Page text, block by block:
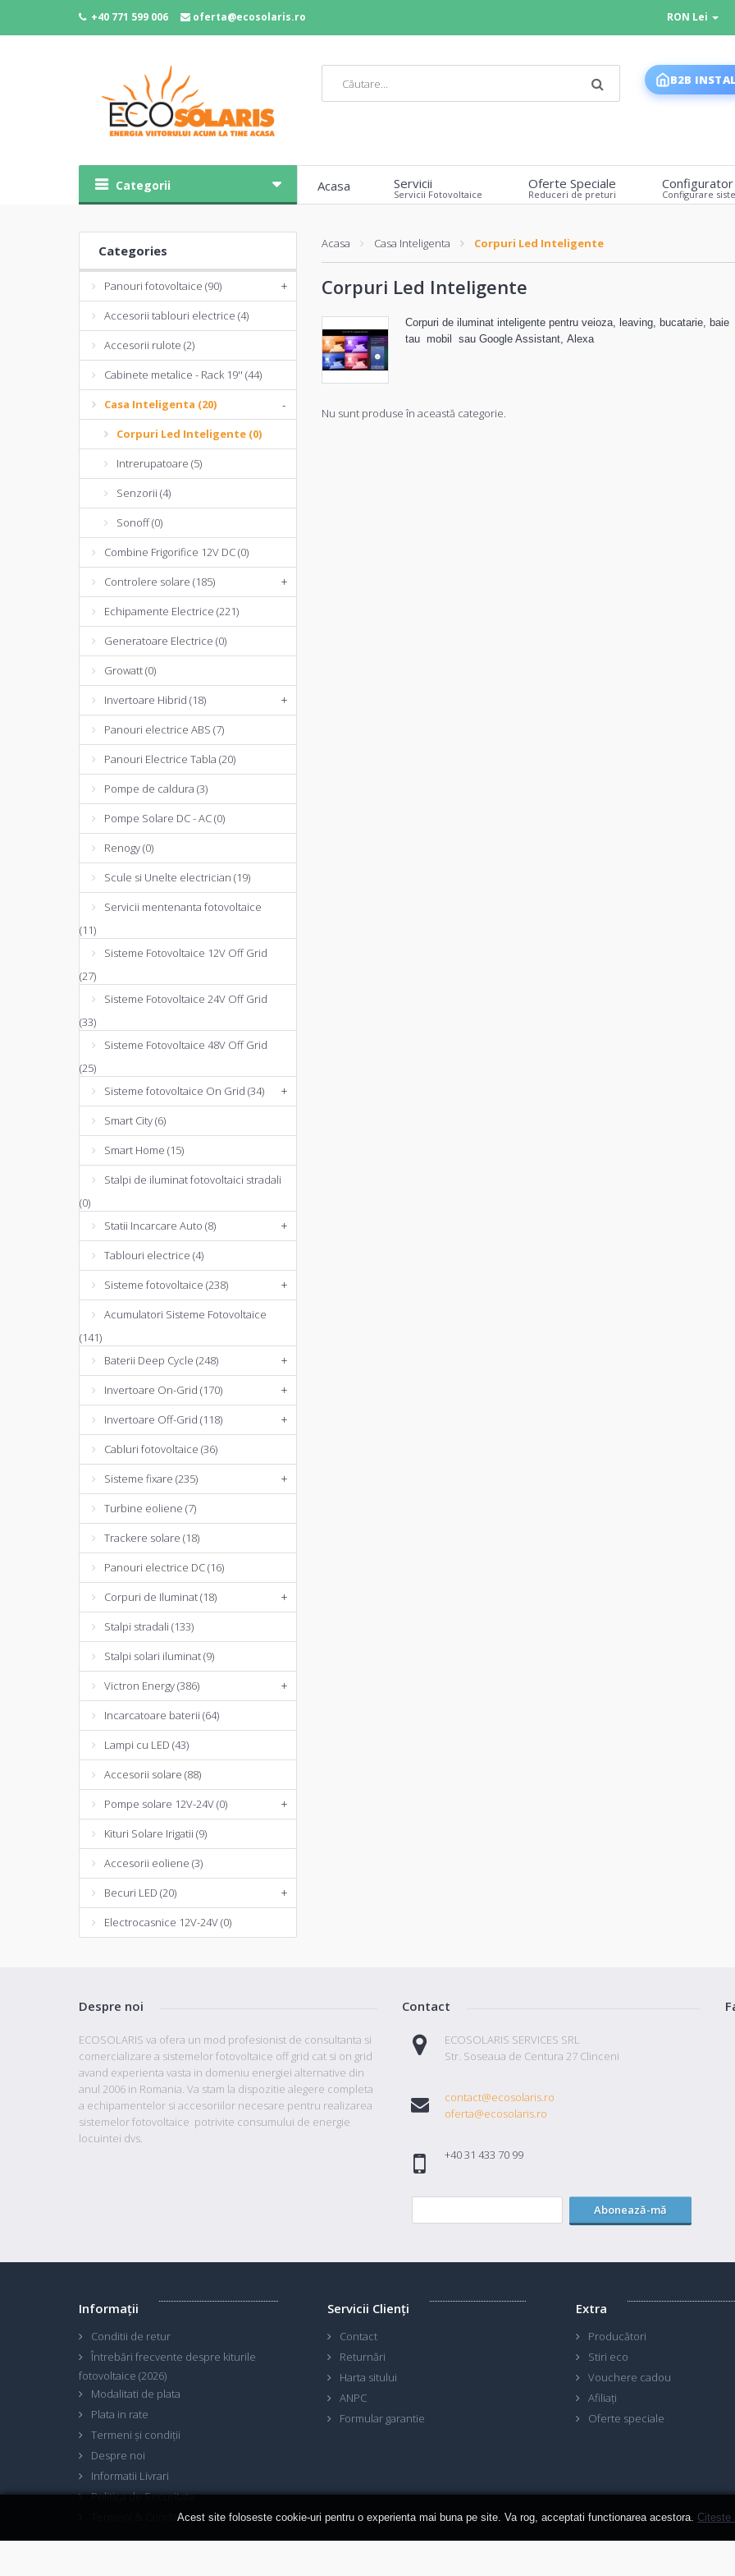
Acest site foloseste cookie-uri pentru o experienta mai buna pe site. Va rog, acceptati functionarea acestora. Citeste
+40 771 599 006 oferta@ecosolaris.ro RON Lei
B2B
Categorii Acasa Servicii
Servicii Fotovoltaice
Oferte Speciale
Reduceri de preturi
Configurator
Configurare
Categories
Panouri fotovoltaice (90) +
Accesorii tablouri electrice (4)
Accesorii rulote (2)
Cabinete metalice - Rack 19'' (44)
Casa Inteligenta (20)
-
Corpuri Led Inteligente (0)
Intrerupatoare (5)
Senzorii (4)
Sonoff (0)
Combine Frigorifice 12V DC (0)
Controlere solare (185)
+
Echipamente Electrice (221)
Generatoare Electrice (0)
Growatt (0)
Invertoare Hibrid (18)
+
Panouri electrice ABS (7)
Panouri Electrice Tabla (20)
Pompe de caldura (3)
Pompe Solare DC - AC (0)
Renogy (0)
Scule si Unelte electrician (19)
Servicii mentenanta fotovoltaice
(11)
Sisteme Fotovoltaice 12V Off Grid
(27)
Sisteme Fotovoltaice 24V Off Grid
(33)
Sisteme Fotovoltaice 48V Off Grid
(25)
Sisteme fotovoltaice On Grid (34)
+
Smart City (6)
Smart Home (15)
Stalpi de iluminat fotovoltaici stradali
(0)
Statii Incarcare Auto (8)
+
Tablouri electrice (4)
Sisteme fotovoltaice (238)
+
Acumulatori Sisteme Fotovoltaice
(141)
Baterii Deep Cycle (248)
+
Invertoare On-Grid (170) +
Invertoare Off-Grid (118) +
Cabluri fotovoltaice (36)
Sisteme fixare (235)
+
Turbine eoliene (7)
Trackere solare (18)
Panouri electrice DC (16)
Corpuri de Iluminat (18)
+
Stalpi stradali (133)
Stalpi solari iluminat (9)
Victron Energy (386)
+
Incarcatoare baterii (64)
Lampi cu LED (43)
Accesorii solare (88)
Pompe solare 12V-24V (0)
+
Kituri Solare Irigatii (9)
Accesorii eoliene (3)
Becuri LED (20)
+
Electrocasnice 12V-24V (0)
Acasa Casa Inteligenta Corpuri Led Inteligente
Corpuri Led Inteligente
Corpuri de iluminat inteligente pentru veioza, leaving, bucatarie,
tau mobil sau Google Assistant, Alexa
Nu sunt produse în această categorie.
Despre noi
ECOSOLARIS va ofera un mod profesionist de consultanta si
comercializare a sistemelor fotovoltaice off grid cat si on grid
avand experienta vasta in domeniu energiei alternative din
anul 2006 in Romania. Va stam la dispozitie alegere completa
a echipamentelor si accesoriilor necesare pentru realizarea
sistemelor fotovoltaice potrivite consumului de energie
locuintei dvs.
Contact
ECOSOLARIS SERVICES SRL
Str. Soseaua de Centura 27 Clinceni
contact@ecosolaris.ro
oferta@ecosolaris.ro
+40 31 433 70 99
Abonează-mă
Informaţii
Conditii de retur
Întrebări frecvente despre kiturile
fotovoltaice (2026)
Modalitati de plata
Plata in rate
Termeni și condiții
Despre noi
Informatii Livrari
Politica de Securitate
Termeni & Conditii GDPR
Servicii Clienţi
Contact
Returnări
Harta sitului
ANPC
Formular garantie
Extra
Producători
Stiri eco
Vouchere cadou
Afiliaţi
Oferte speciale